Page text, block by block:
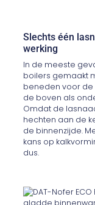
Slechts één
werking
In de meeste
boilers gemaakt
beneden voor de
de boven als
Omdat de
hechten aan de
de binnenzijde.
kans op
dus.